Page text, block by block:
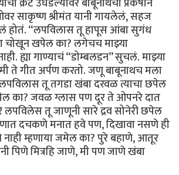
साकृष्ण श्रीमंत यानी गायलेलं, सहज
“लपविलास तू हापूस आंबा सुगंध
चोखून खपेल का? लगेचच माझ्या
ह्या गाण्याचं “डोम्बलडन” सुचलं. माझ्या
मी ते गीत अर्पण करतो. जणू बाबूनाथच मला
तू तगडा खंबा दरवळ त्याचा छपेल
का? जवळ ग्लास पण दूर ते ओपनरे दात
तू जाणूनी सारे द्रव सोनेरी छपेल
दचकणे मनात हवे पण, दिखावा नसणे ही
नाही म्हणाया जमेल का? पुरे बहाणे, आतूर
पिणे मित्रहि जाणे, मी पण जाणे खंबा